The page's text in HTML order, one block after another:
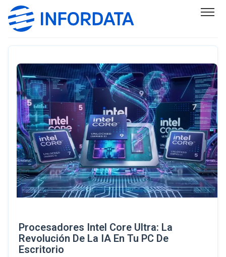
Procesadores Intel Core Ultra: La
Revolución De La IA En Tu PC De
Escritorio